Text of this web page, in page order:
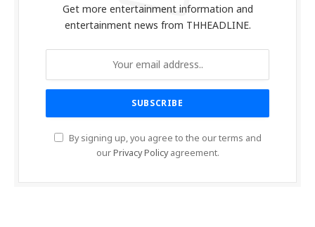
Get more entertainment information and
entertainment news from THHEADLINE.
By signing up, you agree to the our terms and
ourPrivacy Policyagreement.